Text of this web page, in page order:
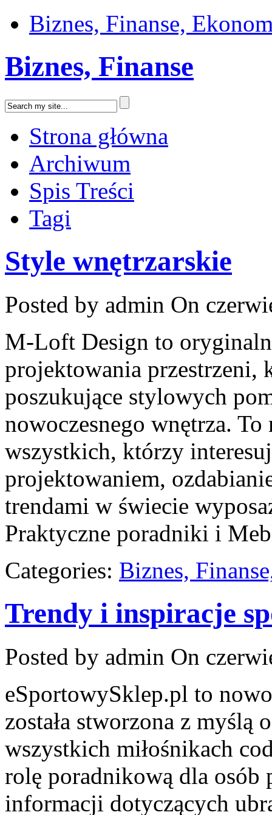
Biznes, Finanse,
Biznes, Finanse
Strona główna
Archiwum
Spis Treści
Tagi
Style wnętrzarskie
Posted by admin On
M-Loft Design to
projektowania przestrzeni,
poszukujące stylowych
nowoczesnego wnętrza.
wszystkich, którzy
projektowaniem,
trendami w świecie
Praktyczne poradniki i
Categories: Biznes,
Trendy i inspiracje
Posted by admin On
eSportowySklep.pl to
została stworzona z myślą
wszystkich miłośnikach
rolę poradnikową dla osób
informacji dotyczących